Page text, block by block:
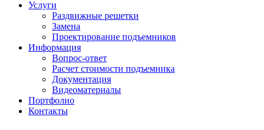
Услуги
Раздвижные решетки
Замена
Проектирование подъемников
Информация
Вопрос-ответ
Расчет стоимости подъемника
Документация
Видеоматериалы
Портфолио
Контакты